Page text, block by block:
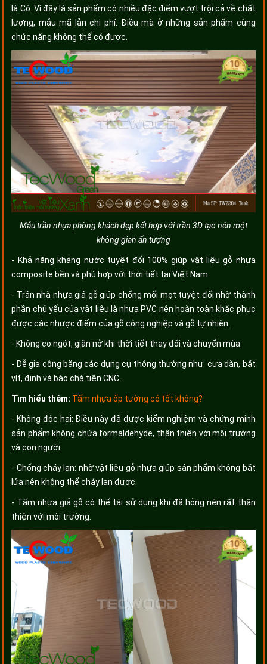
là Có. Vì đây là sản phẩm có nhiều đặc điểm vượt trội cả về chất
lượng, mẫu mã lẫn chi phí. Điều mà ở những sản phẩm cùng
chức năng không thể có được.
Mẫu trần nhựa phòng khách đẹp kết hợp với trần 3D tạo nên một
không gian ấn tượng
- Khả năng kháng nước tuyệt đối 100% giúp vật liệu gỗ nhựa
composite bền và phù hợp với thời tiết tại Việt Nam.
- Trần nhà nhựa giả gỗ giúp chống mối mọt tuyệt đối nhờ thành
phần chủ yếu của vật liệu là nhựa PVC nên hoàn toàn khắc phục
được các nhược điểm của gỗ công nghiệp và gỗ tự nhiên.
- Không co ngót, giãn nở khi thời tiết thay đổi và chuyển mùa.
- Dễ gia công bằng các dụng cụ thông thường như: cưa dàn, bắt
vít, đinh và bào chà tiện CNC…
Tìm hiểu thêm: Tấm nhựa ốp tường có tốt không?
- Không độc hại: Điều này đã được kiểm nghiệm và chứng minh
sản phẩm không chứa formaldehyde, thân thiện với môi trường
và con người.
- Chống cháy lan: nhờ vật liệu gỗ nhựa giúp sản phẩm không bắt
lửa nên không thể cháy lan được.
- Tấm nhựa giả gỗ có thể tái sử dụng khi đã hỏng nên rất thân
thiện với môi trường.